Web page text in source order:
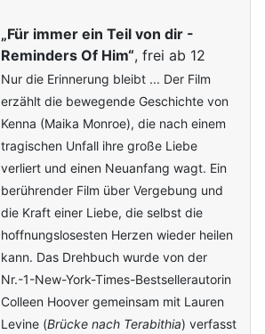
„Für immer ein Teil von dir -
Reminders Of Him“, frei ab 12
Nur die Erinnerung bleibt ... Der Film
erzählt die bewegende Geschichte von
Kenna (Maika Monroe), die nach einem
tragischen Unfall ihre große Liebe
verliert und einen Neuanfang wagt. Ein
berührender Film über Vergebung und
die Kraft einer Liebe, die selbst die
hoffnungslosesten Herzen wieder heilen
kann. Das Drehbuch wurde von der
Nr.-1-New-York-Times-Bestsellerautorin
Colleen Hoover gemeinsam mit Lauren
Levine (Brücke nach Terabithia) verfasst